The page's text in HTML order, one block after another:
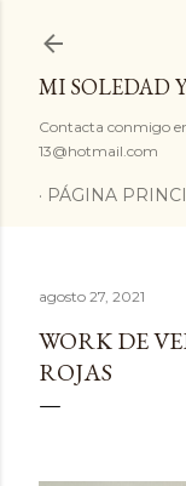
MI SOLEDAD
Contacta conmigo
13@hotmail.com
PÁGINA
agosto 27, 2021
WORK DE
ROJAS